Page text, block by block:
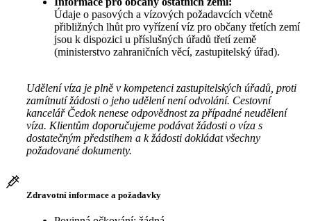
Údaje o pasových a vízových požadavcích včetně
přibližných lhůt pro vyřízení víz pro občany třetích zemí
jsou k dispozici u příslušných úřadů třetí země
(ministerstvo zahraničních věcí, zastupitelský úřad).
Udělení víza je plně v kompetenci zastupitelských úřadů, proti
zamítnutí žádosti o jeho udělení není odvolání. Cestovní
kancelář Čedok nenese odpovědnost za případné neudělení
víza. Klientům doporučujeme podávat žádosti o víza s
dostatečným předstihem a k žádosti dokládat všechny
požadované dokumenty.
Zdravotní informace a požadavky